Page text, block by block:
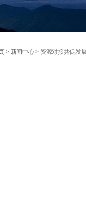
> 新闻中心 > 资源对接共促发